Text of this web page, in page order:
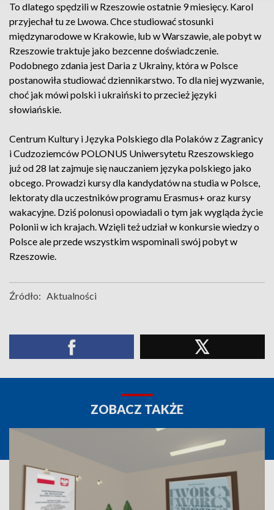
To dlatego spędzili w Rzeszowie ostatnie 9 miesięcy. Karol
przyjechał tu ze Lwowa. Chce studiować stosunki
międzynarodowe w Krakowie, lub w Warszawie, ale pobyt w
Rzeszowie traktuje jako bezcenne doświadczenie.
Podobnego zdania jest Daria z Ukrainy, która w Polsce
postanowiła studiować dziennikarstwo. To dla niej wyzwanie,
choć jak mówi polski i ukraiński to przecież języki
słowiańskie.
Centrum Kultury i Języka Polskiego dla Polaków z Zagranicy
i Cudzoziemców POLONUS Uniwersytetu Rzeszowskiego
już od 28 lat zajmuje się nauczaniem języka polskiego jako
obcego. Prowadzi kursy dla kandydatów na studia w Polsce,
lektoraty dla uczestników programu Erasmus+ oraz kursy
wakacyjne. Dziś polonusi opowiadali o tym jak wygląda życie
Polonii w ich krajach. Wzięli też udział w konkursie wiedzy o
Polsce ale przede wszystkim wspominali swój pobyt w
Rzeszowie.
Źródło: Aktualności
ZOBACZ TAKŻE